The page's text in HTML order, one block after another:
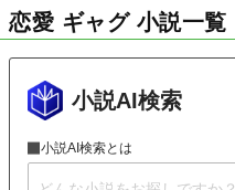
恋愛 ギャグ 小説一覧
小説AI検索
小説AI検索とは